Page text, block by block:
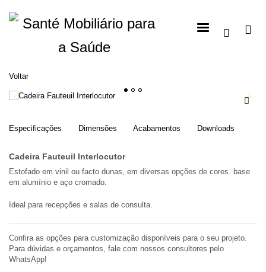
Voltar
1 2
Especificações Dimensões Acabamentos Downloads
Cadeira Fauteuil Interlocutor
Estofado em vinil ou facto dunas, em diversas opções de cores. base
em alumínio e aço cromado.
Ideal para recepções e salas de consulta.
Confira as opções para customização disponíveis para o seu projeto.
Para dúvidas e orçamentos, fale com nossos consultores pelo
WhatsApp!